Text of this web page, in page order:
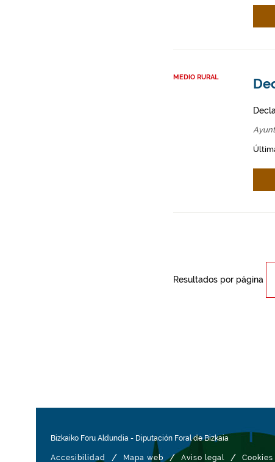
MEDIO RURAL
Resultados por página
Bizkaiko Foru Aldundia - Diputación Foral de Bizkaia
Accesibilidad / Mapa web / Aviso legal / Cookies